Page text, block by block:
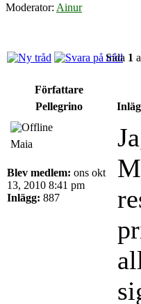
Moderator: Ainur
Sida 1
Författare
Pellegrino
Maia
Blev medlem: ons okt
13, 2010 8:41 pm
Inlägg: 887